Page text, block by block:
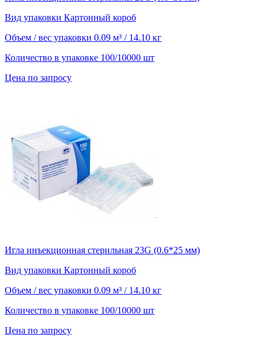
Вид упаковки Картонный короб
Объем / вес упаковки 0.09 м³ / 14.10 кг
Количество в упаковке 100/10000 шт
Цена по запросу
Игла инъекционная стерильная 23G (0.6*25 мм)
Вид упаковки Картонный короб
Объем / вес упаковки 0.09 м³ / 14.10 кг
Количество в упаковке 100/10000 шт
Цена по запросу